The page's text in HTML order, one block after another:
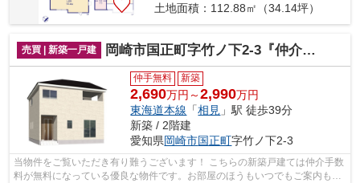
土地面積：112.88㎡（34.14坪）
売買 | 新築一戸建 岡崎市国正町字竹ノ下2-3『仲介料無料』新築戸建て
仲手無料 新築
2,690万円～2,990万円
東海道本線 「相見 」駅 徒歩39分
新築 / 2階建
愛知県岡崎市国正町字竹ノ下2-3
当物件をご覧いただき有り難うございます！ こちらの新築戸建ては仲介手数
料が無料になっている優良な物件です。お部屋のほうもいつでもご案内もさ